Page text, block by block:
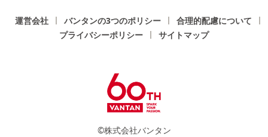
運営会社 バンタンの3つのポリシー
合理的配慮について
プライバシーポリシー
サイトマップ
©株式会社バンタン